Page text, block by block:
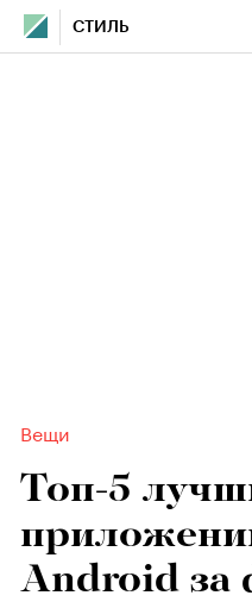
СТИЛЬ
Вещи
Топ-5
Android за